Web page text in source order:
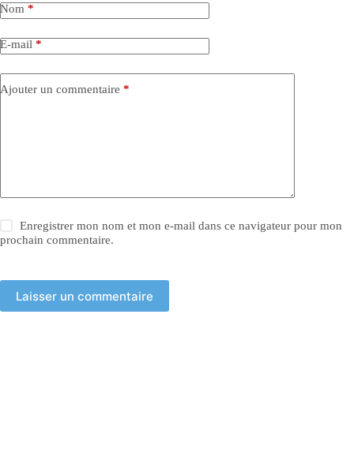
Nom *
E-mail *
Ajouter un commentaire *
Enregistrer mon nom et mon e-mail dans ce navigateur pour mon
prochain commentaire.
Laisser un commentaire